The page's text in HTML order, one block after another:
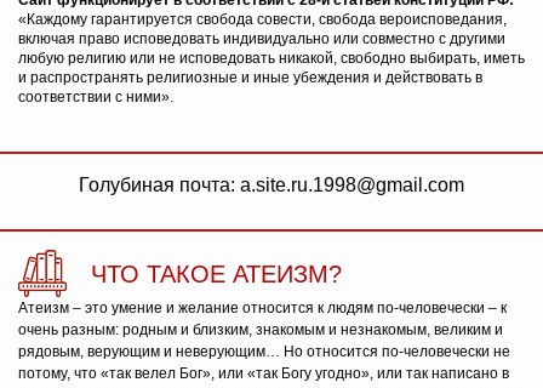
«Каждому гарантируется свобода совести, свобода вероисповедания,
включая право исповедовать индивидуально или совместно с другими
любую религию или не исповедовать никакой, свободно выбирать, иметь
и распространять религиозные и иные убеждения и действовать в
соответствии с ними».
Голубиная почта: a.site.ru.1998@gmail.com
ЧТО ТАКОЕ АТЕИЗМ?
Атеизм – это умение и желание относится к людям по-человечески – к
очень разным: родным и близким, знакомым и незнакомым, великим и
рядовым, верующим и неверующим… Но относится по-человечески не
потому, что «так велел Бог», или «так Богу угодно», или так написано в